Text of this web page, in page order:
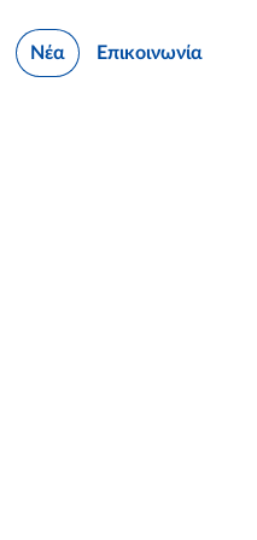
Νέα Επικοινωνία